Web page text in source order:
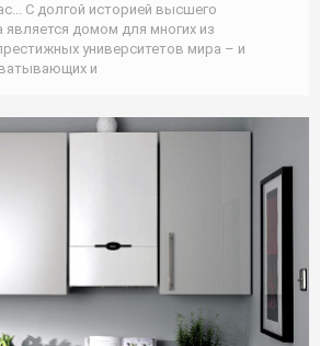
С долгой историей высшего
является домом для многих из
университетов мира – и
и